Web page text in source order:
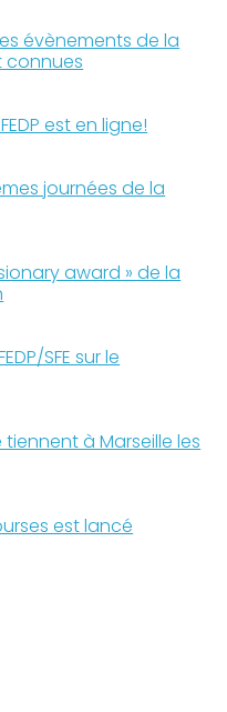
évènements de la
connues
est en ligne!
journées de la
award » de la
SFE sur le
à Marseille les
est lancé